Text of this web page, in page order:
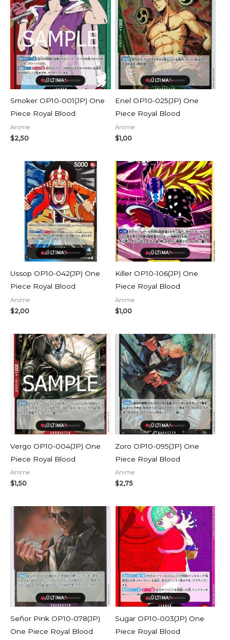
¡ÚLTIMA!
Smoker OP10-001(JP) One
Piece Royal Blood
Anime
$2,50
¡ÚLTIMA!
Enel OP10-025(JP) One
Piece Royal Blood
Anime
$1,00
¡ÚLTIMA!
Ussop OP10-042(JP) One
Piece Royal Blood
Anime
$2,00
¡ÚLTIMA!
Killer OP10-106(JP) One
Piece Royal Blood
Anime
$1,00
¡ÚLTIMA!
Vergo OP10-004(JP) One
Piece Royal Blood
Anime
$1,50
¡ÚLTIMA!
Zoro OP10-095(JP) One
Piece Royal Blood
Anime
$2,75
¡ÚLTIMA!
Señor Pink OP10-078(JP)
One Piece Royal Blood
¡ÚLTIMA!
Sugar OP10-003(JP) One
Piece Royal Blood